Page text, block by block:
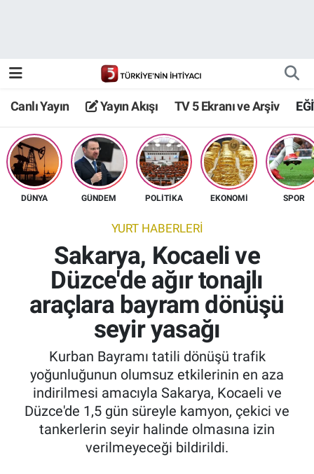
Canlı Yayın Yayın Akışı TV 5 Ekranı ve Arşiv
DÜNYA GÜNDEM POLİTİKA EKONOMİ SPOR
YURT HABERLERİ
Sakarya, Kocaeli ve
Düzce'de ağır tonajlı
araçlara bayram dönüşü
seyir yasağı
Kurban Bayramı tatili dönüşü trafik
yoğunluğunun olumsuz etkilerinin en aza
indirilmesi amacıyla Sakarya, Kocaeli ve
Düzce'de 1,5 gün süreyle kamyon, çekici ve
tankerlerin seyir halinde olmasına izin
verilmeyeceği bildirildi.
TV 5 Ekranı ve Arşiv